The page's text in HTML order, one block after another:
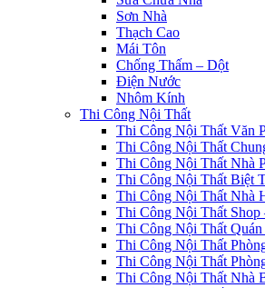
Sơn Nhà
Thạch Cao
Mái Tôn
Chống Thấm – Dột
Điện Nước
Nhôm Kính
Thi Công Nội Thất
Thi Công Nội Thất Văn
Thi Công Nội Thất
Thi Công Nội Thất Nhà
Thi Công Nội Thất Biệt
Thi Công Nội Thất Nhà
Thi Công Nội Thất Shop
Thi Công Nội Thất Quán
Thi Công Nội Thất
Thi Công Nội Thất
Thi Công Nội Thất Nhà